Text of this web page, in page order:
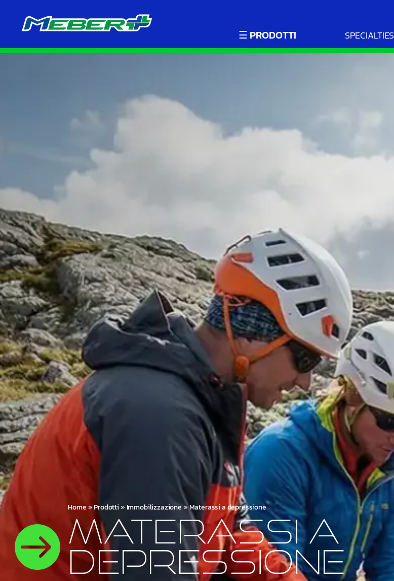
☰ PRODOTTI SPECIALTIES
Home»Prodotti»Immobilizzazione»Materassi a depressione
 Materassi a
depressione